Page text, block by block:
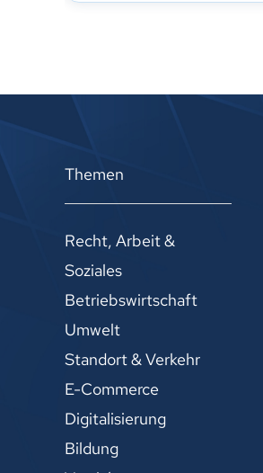
Themen
Recht, Arbeit &
Soziales
Betriebswirtschaft
Umwelt
Standort & Verkehr
E-Commerce
Digitalisierung
Bildung